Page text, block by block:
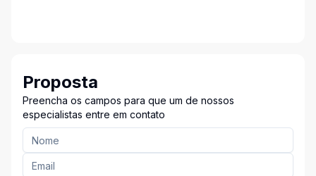
Proposta
Preencha os campos para que um de nossos
especialistas entre em contato